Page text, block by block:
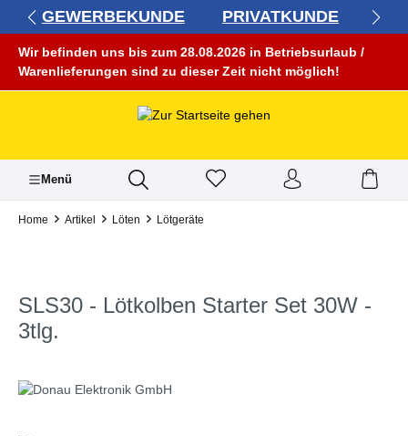
springen
GEWERBEKUNDE PRIVATKUNDE
Wir befinden uns bis zum 28.08.2026 in Betriebsurlaub /
Warenlieferungen sind zu dieser Zeit nicht möglich!
Menü
Home Artikel Löten Lötgeräte
SLS30 - Lötkolben Starter Set 30W -
3tlg.